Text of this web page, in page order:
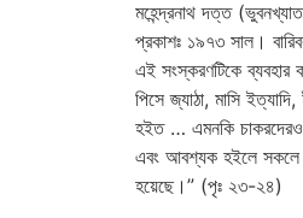
মহেন্দ্রনাথ দত্ত (ভুবনখ্যাত
প্রকাশঃ ১৯৭৩ সাল।
এই সংস্করণটিকে ব্যবহার
পিসে জ্যাঠা, মাসি
হইত … এমনকি চাকরদেরও
এবং আবশ্যক হইলে সকলে
হয়েছে।” (পৃঃ ২৩-২৪)